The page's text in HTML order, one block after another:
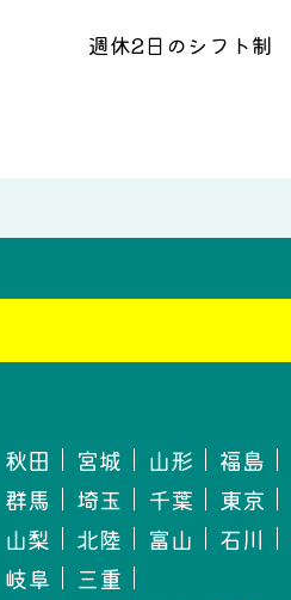
週休2日のシフト制
秋田 宮城 山形
福島
群馬 埼玉 千葉 東京
山梨 北陸 富山 石川
岐阜
三重